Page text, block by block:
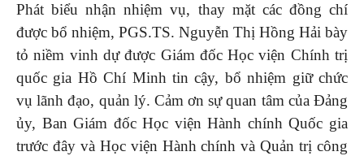
Phát biểu nhận nhiệm vụ, thay mặt các đồng chí
được bổ nhiệm, PGS.TS. Nguyễn Thị Hồng Hải bày
tỏ niềm vinh dự được Giám đốc Học viện Chính trị
quốc gia Hồ Chí Minh tin cậy, bổ nhiệm giữ chức
vụ lãnh đạo, quản lý. Cảm ơn sự quan tâm của Đảng
ủy, Ban Giám đốc Học viện Hành chính Quốc gia
trước đây và Học viện Hành chính và Quản trị công